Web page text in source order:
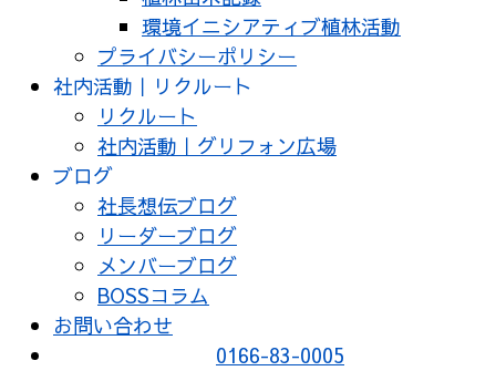
環境イニシアティブ植林活動
プライバシーポリシー
社内活動｜リクルート
リクルート
社内活動｜グリフォン広場
ブログ
社長想伝ブログ
リーダーブログ
メンバーブログ
BOSSコラム
お問い合わせ
0166-83-0005